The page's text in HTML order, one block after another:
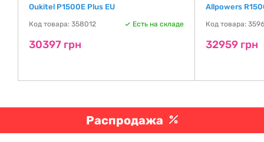
Oukitel P1500E Plus EU
Код товара: 358012 Есть на складе
30397 грн
Allpowers
Код товара:
32959 грн
Распродажа